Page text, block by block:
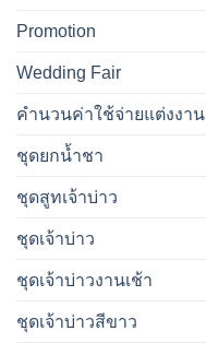
Promotion
Wedding Fair
คำนวนค่าใช้จ่ายแต่งงาน
ชุดยกน้ำชา
ชุดสูทเจ้าบ่าว
ชุดเจ้าบ่าว
ชุดเจ้าบ่าวงานเช้า
ชุดเจ้าบ่าวสีขาว